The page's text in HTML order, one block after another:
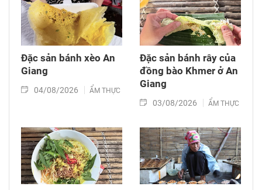
Đặc sản bánh xèo An
Giang
04/08/2026 ẨM THỰC
Đặc sản bánh rây của
đồng bào Khmer ở An
Giang
03/08/2026 ẨM THỰC